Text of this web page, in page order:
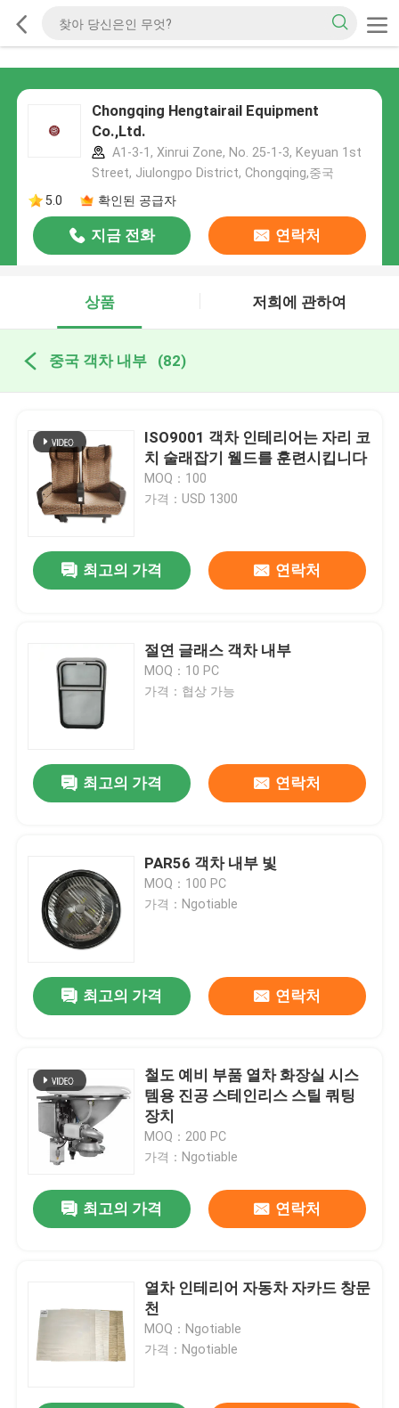
Chongqing Hengtairail Equipment
Co.,Ltd.
A1-3-1, Xinrui Zone, No. 25-1-3, Keyuan 1st
Street, Jiulongpo District, Chongqing,중국
5.0
확인된 공급자
지금 전화 연락처
상품 저희에 관하여
중국 객차 내부 (82)
ISO9001 객차 인테리어는 자리 코
치 술래잡기 웰드를 훈련시킵니다
MOQ：100
가격：USD 1300
최고의 가격 연락처
절연 글래스 객차 내부
MOQ：10 PC
가격：협상 가능
최고의 가격 연락처
PAR56 객차 내부 빛
MOQ：100 PC
가격：Ngotiable
최고의 가격 연락처
철도 예비 부품 열차 화장실 시스
템용 진공 스테인리스 스틸 쿼팅
장치
MOQ：200 PC
가격：Ngotiable
최고의 가격 연락처
열차 인테리어 자동차 자카드 창문
천
MOQ：Ngotiable
가격：Ngotiable